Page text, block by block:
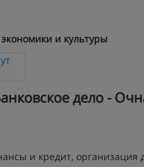
и культуры
дело -
и кредит,